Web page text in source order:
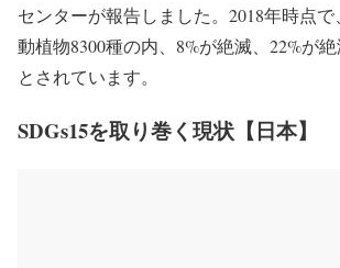
センターが報告しました。2018年時点
動植物8300種の内、 8%が絶滅、 22%が
とされています。
SDGs15を取り巻く現状【日本】